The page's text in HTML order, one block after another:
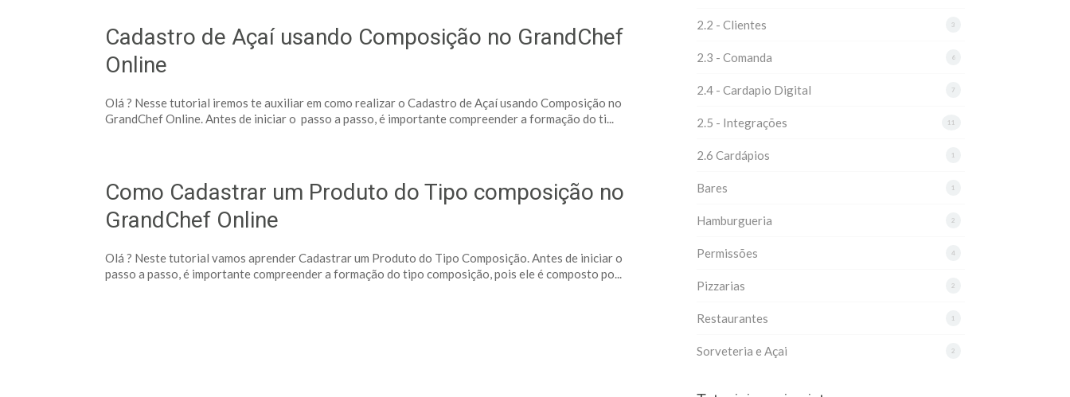
Cadastro de Açaí usando Composição no GrandChef
Online
Olá ? Nesse tutorial iremos te auxiliar em como realizar o Cadastro de Açaí usando Composição no
GrandChef Online. Antes de iniciar o passo a passo, é importante compreender a formação do ti...
Como Cadastrar um Produto do Tipo composição no
GrandChef Online
Olá ? Neste tutorial vamos aprender Cadastrar um Produto do Tipo Composição. Antes de iniciar o
passo a passo, é importante compreender a formação do tipo composição, pois ele é composto po...
3
2.2 - Clientes
6
2.3 - Comanda
7
2.4 - Cardapio Digital
11
2.5 - Integrações
1
2.6 Cardápios
1
Bares
2
Hamburgueria
4
Permissões
2
Pizzarias
1
Restaurantes
2
Sorveteria e Açai